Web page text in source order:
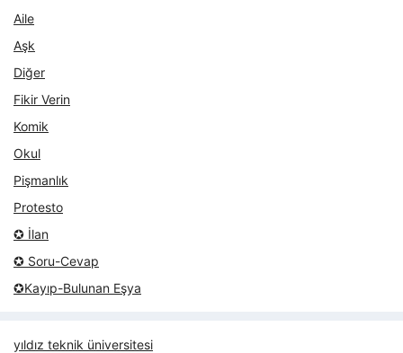
Aile
Aşk
Diğer
Fikir Verin
Komik
Okul
Pişmanlık
Protesto
✪ İlan
✪ Soru-Cevap
✪Kayıp-Bulunan Eşya
yıldız teknik üniversitesi